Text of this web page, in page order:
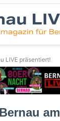
LIVE präsentiert!
am